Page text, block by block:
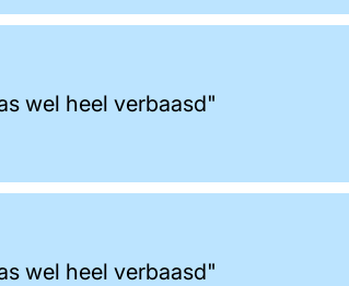
wel heel verbaasd"
wel heel verbaasd"